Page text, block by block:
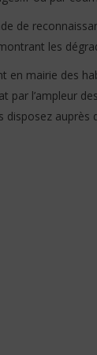
de
les
en mairie des
par l’ampleur
disposez auprès